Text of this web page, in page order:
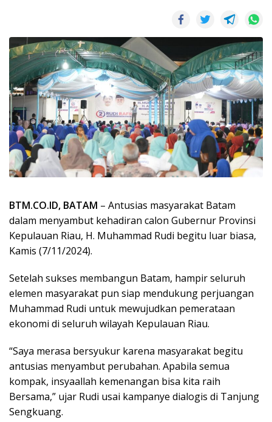
BTM.CO.ID, BATAM – Antusias masyarakat Batam
dalam menyambut kehadiran calon Gubernur Provinsi
Kepulauan Riau, H. Muhammad Rudi begitu luar biasa,
Kamis (7/11/2024).
Setelah sukses membangun Batam, hampir seluruh
elemen masyarakat pun siap mendukung perjuangan
Muhammad Rudi untuk mewujudkan pemerataan
ekonomi di seluruh wilayah Kepulauan Riau.
“Saya merasa bersyukur karena masyarakat begitu
antusias menyambut perubahan. Apabila semua
kompak, insyaallah kemenangan bisa kita raih
Bersama,” ujar Rudi usai kampanye dialogis di Tanjung
Sengkuang.